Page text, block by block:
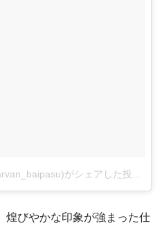
カルバン バイパス店さん(@carvan_baipasu)がシェアした投稿
煌びやかな印象が強まった仕